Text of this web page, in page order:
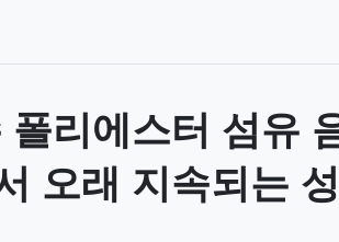
리에스터 섬유
오래 지속되는